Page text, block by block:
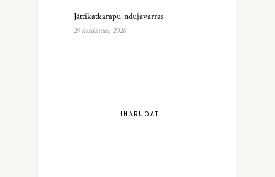
Jättikatkarapu-ndujavarras
29 kesäkuun, 2026
LIHARUOAT